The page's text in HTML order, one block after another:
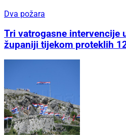
Dva požara
Tri vatrogasne intervencije
županiji tijekom proteklih